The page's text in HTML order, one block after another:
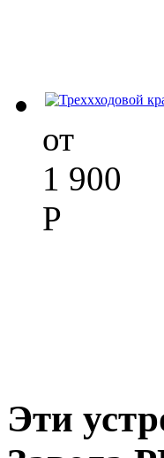
от
1 900
Р
Эти